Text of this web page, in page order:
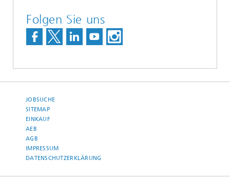
Folgen Sie uns
JOBSUCHE
SITEMAP
EINKAUF
AEB
AGB
IMPRESSUM
DATENSCHUTZERKLÄRUNG